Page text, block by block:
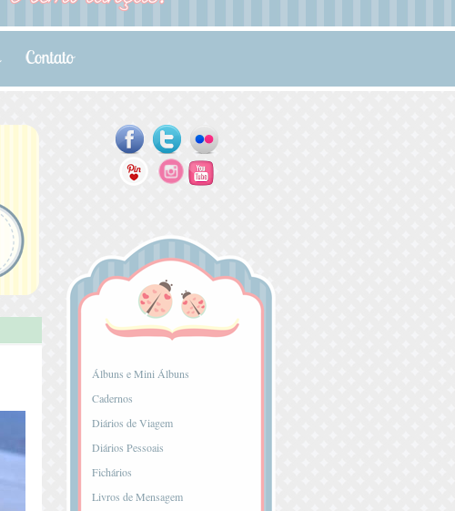
Álbuns e Mini Álbuns
Cadernos
Diários de Viagem
Diários Pessoais
Fichários
Livros de Mensagem